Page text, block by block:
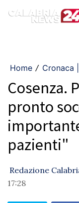
Home / Cronaca
Cosenza.
pronto
pazienti"
Redazione
17:28